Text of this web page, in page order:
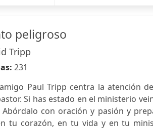
peligroso
Tripp
231
Paul Tripp centra la atención
Si has estado en el ministerio
con oración y pasión y
tu corazón, en tu vida y en tu